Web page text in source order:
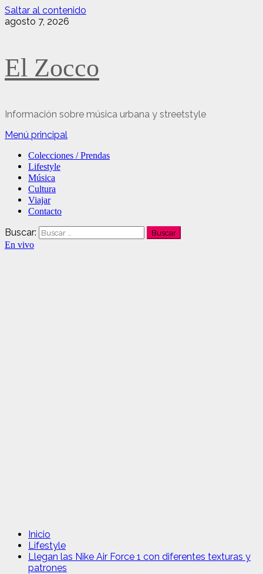
Saltar al contenido
agosto 7, 2026
El Zocco
Información sobre música urbana y streetstyle
Menú principal
Colecciones / Prendas
Lifestyle
Música
Cultura
Viajar
Contacto
Buscar:
En vivo
Inicio
Lifestyle
Llegan las Nike Air Force 1 con diferentes texturas y
patrones